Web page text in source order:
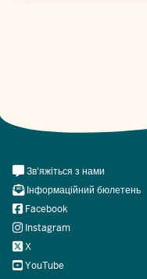
Meta
Navi
Social
Зв'яжіться з нами
Інформаційний бюлетень
Facebook
Instagram
X
YouTube